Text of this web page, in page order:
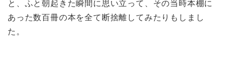
と、ふと朝起きた瞬間に思い立って、その当時本棚に
あった数百冊の本を全て断捨離してみたりもしまし
た。